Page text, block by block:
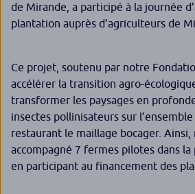
de Mirande, a participé à la journée
plantation auprès d’agriculteurs de
Ce projet, soutenu par notre
accélérer la transition agro-
transformer les paysages en
insectes pollinisateurs sur
restaurant le maillage bocager.
accompagné 7 fermes pilotes dans la
en participant au financement des